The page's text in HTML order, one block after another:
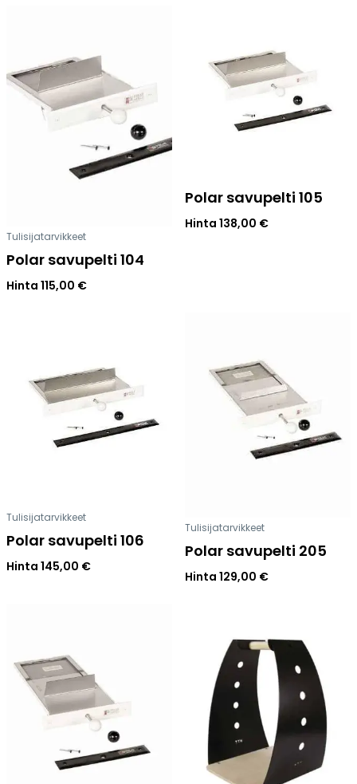
Tulisijatarvikkeet
Polar savupelti 104
Hinta 115,00 €
Polar savupelti 105
Hinta 138,00 €
Tulisijatarvikkeet
Polar savupelti 106
Hinta 145,00 €
Tulisijatarvikkeet
Polar savupelti 205
Hinta 129,00 €